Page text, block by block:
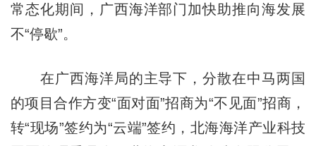
常态化期间，广西海洋部门加快助推向海发展
不“停歇”。
在广西海洋局的主导下，分散在中马两国
的项目合作方变“面对面”招商为“不见面”招商，
转“现场”签约为“云端”签约，北海海洋产业科技